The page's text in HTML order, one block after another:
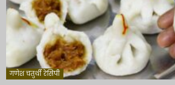
गणेश चतुर्थी रेसिपी